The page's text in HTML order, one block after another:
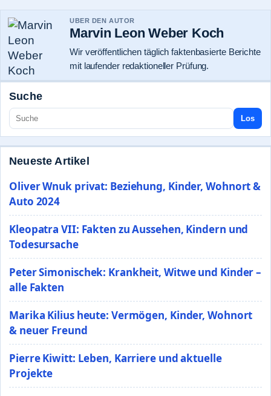
UBER DEN AUTOR
Marvin Leon Weber Koch
Wir veröffentlichen täglich faktenbasierte Berichte
mit laufender redaktioneller Prüfung.
Suche
Los
Neueste Artikel
Oliver Wnuk privat: Beziehung, Kinder, Wohnort &
Auto 2024
Kleopatra VII: Fakten zu Aussehen, Kindern und
Todesursache
Peter Simonischek: Krankheit, Witwe und Kinder –
alle Fakten
Marika Kilius heute: Vermögen, Kinder, Wohnort
& neuer Freund
Pierre Kiwitt: Leben, Karriere und aktuelle
Projekte